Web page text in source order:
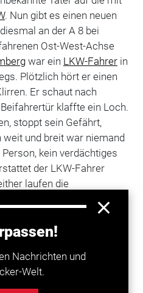
Nachrichten und
Welt.
. Nun gibt es einen neuen
an der A 8 bei
Ost-West-Achse
war ein LKW-Fahrerin
Plötzlich hört er einen
Er schaut nach
klaffte ein Loch.
stoppt sein Gefährt,
und breit war niemand
kein verdächtiges
der LKW-Fahrer
laufen die
Denn die Spurenlage ist
in der Scheibe gibt es keine
immer wieder
geladen haben, von